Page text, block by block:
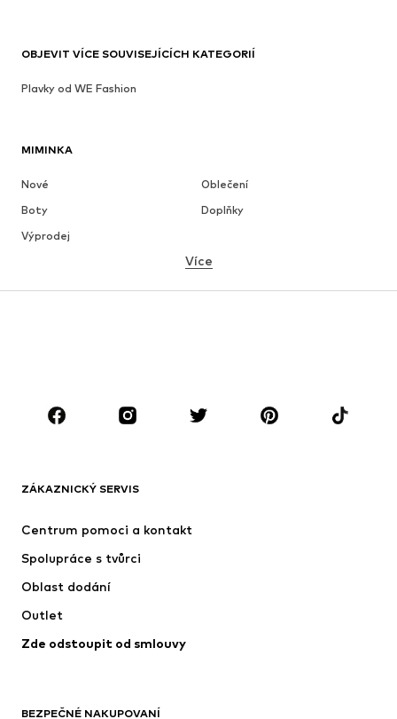
MIMINKA
Nové
Oblečení
Boty
Doplňky
Výprodej
ZNAČKY
ADIDAS ORIGINALS
NIKE
Více
ZÁKAZNICKÝ SERVIS
Centrum pomoci a kontakt
Spolupráce s tvůrci
Oblast dodání
Outlet
Zde odstoupit od smlouvy
BEZPEČNÉ NAKUPOVANÍ
OBJEVIT VÍCE SOUVISEJÍCÍCH KATEGORIÍ
Plavky od WE Fashion